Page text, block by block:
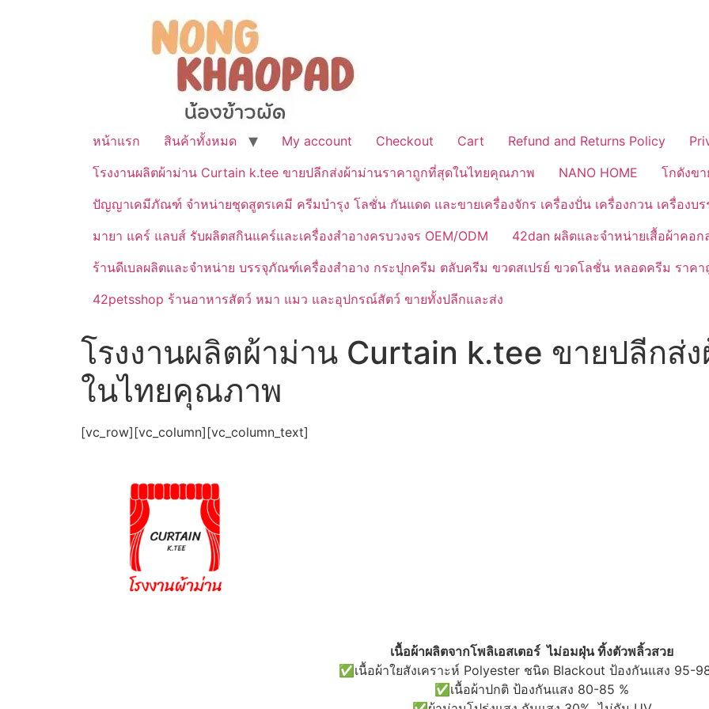
หน้าแรก สินค้าทั้งหมด My account Checkout Cart Refund and Returns Policy
โรงงานผลิตผ้าม่าน Curtain k.tee ขายปลีกส่งผ้าม่านราคาถูกที่สุดในไทยคุณภาพ
NANO HOME
โกดังข
ปัญญาเคมีภัณฑ์ จำหน่ายชุดสูตรเคมี ครีมบำรุง โลชั่น กันแดด และขายเครื่องจักร เครื่องปั่น เครื่องกวน เครื่องบร
มายา แคร์ แลบส์ รับผลิตสกินแคร์และเครื่องสำอางครบวงจร OEM/ODM
42dan ผลิตและจำหน่ายเสื้อผ้าคอ
ร้านดีเบลผลิตและจำหน่าย บรรจุภัณฑ์เครื่องสำอาง กระปุกครีม ตลับครีม ขวดสเปรย์ ขวดโลชั่น หลอดครีม ราคา
42petsshop ร้านอาหารสัตว์ หมา แมว และอุปกรณ์สัตว์ ขายทั้งปลีกและส่ง
โรงงานผลิตผ้าม่าน Curtain k.tee ขายปลีกส่
ในไทยคุณภาพ
[vc_row][vc_column][vc_column_text]
เนื้อผ้าผลิตจากโพลิเอสเตอร์ ไม่อมฝุ่น ทิ้งตัวพลิ้วสวย
✅เนื้อผ้าใยสังเคราะห์ Polyester ชนิด Blackout ป้องกันแสง 95-
✅เนื้อผ้าปกติ ป้องกันแสง 80-85 %